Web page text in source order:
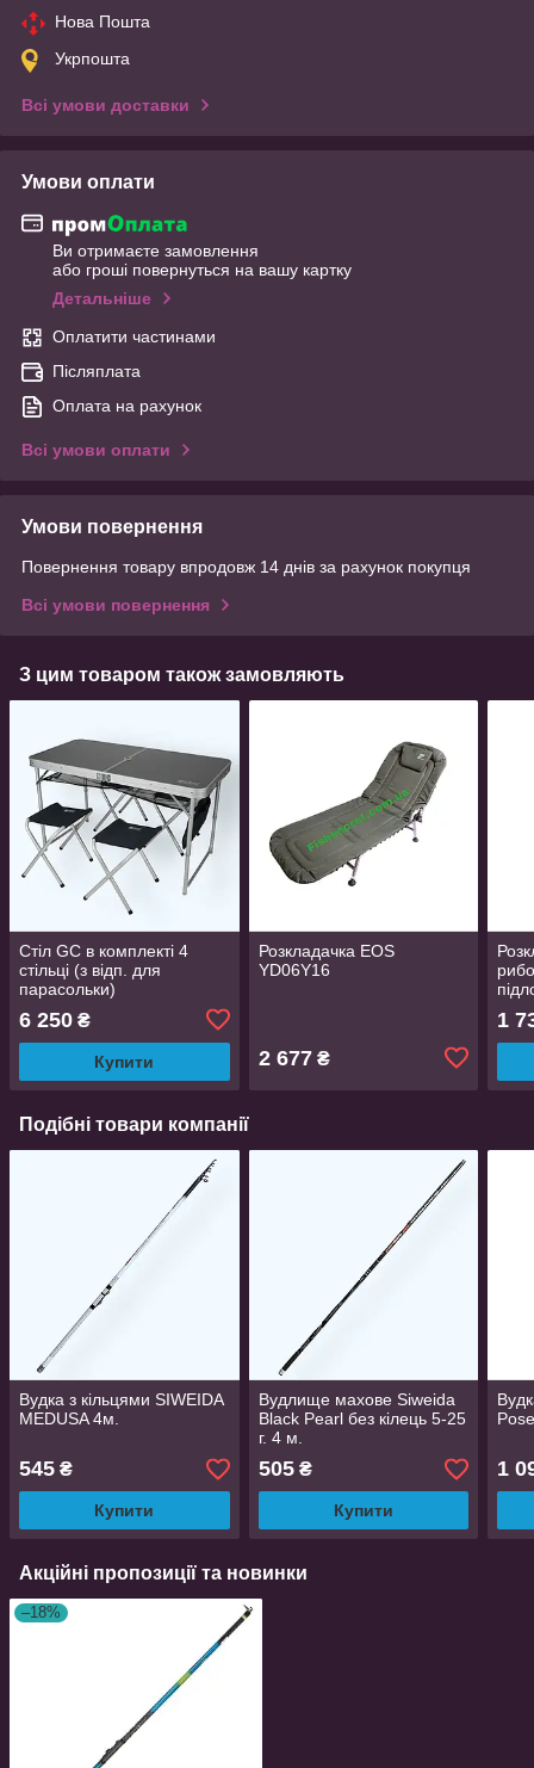
Нова Пошта
Укрпошта
Всі умови доставки
Умови оплати
Ви отримаєте замовлення
або гроші повернуться на вашу картку
Детальніше
Оплатити частинами
Післяплата
Оплата на рахунок
Всі умови оплати
Умови повернення
Повернення товару впродовж 14 днів за рахунок покупця
Всі умови повернення
З цим товаром також замовляють
Стіл GC в комплекті 4
стільці (з відп. для
парасольки)
6 250 ₴
Купити
Розкладачка EOS
YD06Y16
2 677₴
1
Подібні товари компанії
Вудка з кільцями SIWEIDA
MEDUSA 4м.
545 ₴
Купити
Вудлище махове Siweida
Black Pearl без кілець 5-25
г. 4 м.
505₴
Купити
1
Акційні пропозиції та новинки
–18%